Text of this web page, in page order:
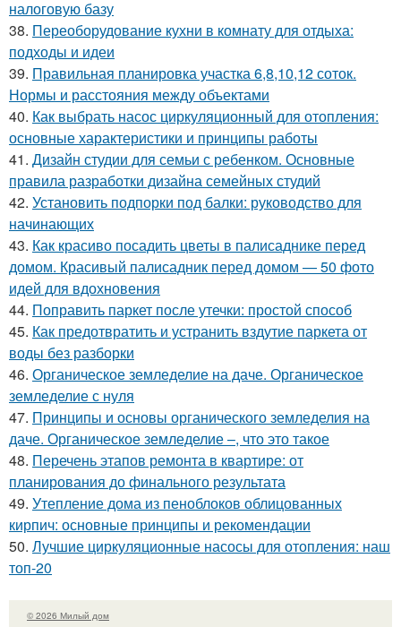
налоговую базу
38. Переоборудование кухни в комнату для отдыха:
подходы и идеи
39. Правильная планировка участка 6,8,10,12 соток.
Нормы и расстояния между объектами
40. Как выбрать насос циркуляционный для отопления:
основные характеристики и принципы работы
41. Дизайн студии для семьи с ребенком. Основные
правила разработки дизайна семейных студий
42. Установить подпорки под балки: руководство для
начинающих
43. Как красиво посадить цветы в палисаднике перед
домом. Красивый палисадник перед домом — 50 фото
идей для вдохновения
44. Поправить паркет после утечки: простой способ
45. Как предотвратить и устранить вздутие паркета от
воды без разборки
46. Органическое земледелие на даче. Органическое
земледелие с нуля
47. Принципы и основы органического земледелия на
даче. Органическое земледелие –, что это такое
48. Перечень этапов ремонта в квартире: от
планирования до финального результата
49. Утепление дома из пеноблоков облицованных
кирпич: основные принципы и рекомендации
50. Лучшие циркуляционные насосы для отопления: наш
топ-20
© 2026 Милый дом